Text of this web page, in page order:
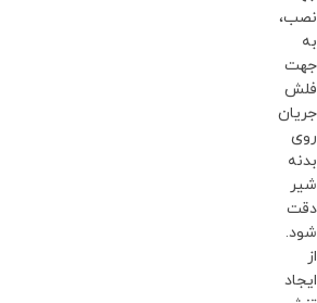
نصب،
به
جهت
فلش
جریان
روی
بدنه
شیر
دقت
شود.
از
ایجاد